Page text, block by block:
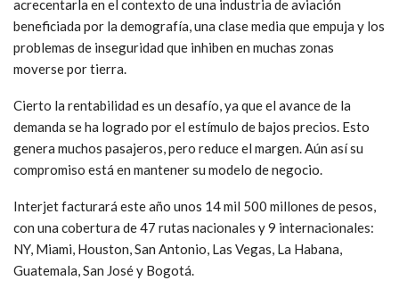
acrecentarla en el contexto de una industria de aviación
beneficiada por la demografía, una clase media que empuja y los
problemas de inseguridad que inhiben en muchas zonas
moverse por tierra.
Cierto la rentabilidad es un desafío, ya que el avance de la
demanda se ha logrado por el estímulo de bajos precios. Esto
genera muchos pasajeros, pero reduce el margen. Aún así su
compromiso está en mantener su modelo de negocio.
Interjet facturará este año unos 14 mil 500 millones de pesos,
con una cobertura de 47 rutas nacionales y 9 internacionales:
NY, Miami, Houston, San Antonio, Las Vegas, La Habana,
Guatemala, San José y Bogotá.